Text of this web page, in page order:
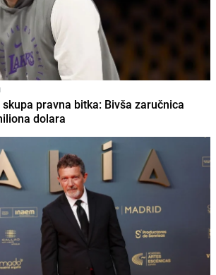
pravna bitka: Bivša zaručnica
dolara